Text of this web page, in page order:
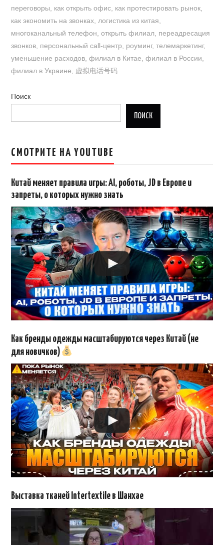
переговоры
как открыть офис как протестировать рынок
как экономить на звонках логистика из китая
многоканальный телефон ,открыть филиал
переадресация
звонков персональный call-центр роуминг,телемаркетинг,
уменьшение расходов ,филиал в Китае ,филиал в России
филиал в Украине
虚拟电话号码
Поиск
ПОИСК
СМОТРИТЕ НА YOUTUBE
Китай меняет правила игры: AI, роботы, JD в Европе и
запреты, о которых нужно знать
Как бренды одежды масштабируются через Китай (не
для новичков)
Выставка тканей Intertextile в Шанхае